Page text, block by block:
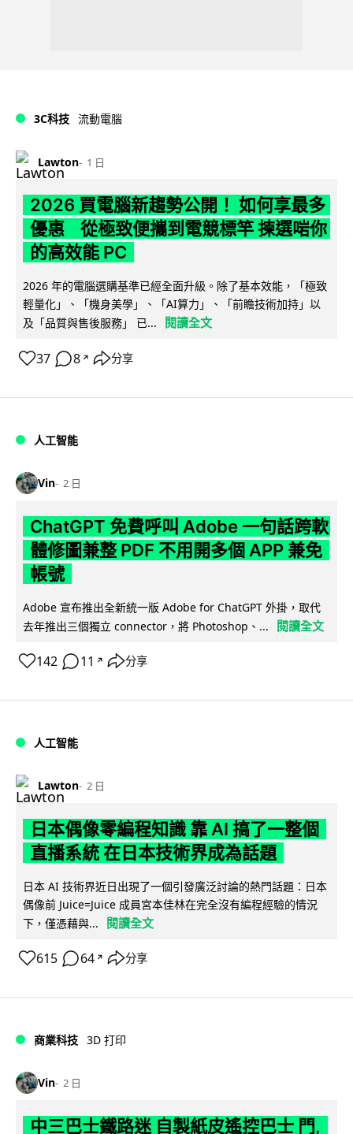
3C科技 流動電腦
Lawton 1 日
2026 買電腦新趨勢公開！ 如何享最多
優惠 從極致便攜到電競標竿 揀選啱你
的高效能 PC
2026 年的電腦選購基準已經全面升級。除了基本效能，「極致
輕量化」、「機身美學」、「AI算力」、「前瞻技術加持」以
及「品質與售後服務」 已...
閱讀全文
37 8 ↗ 分享
人工智能
Vin 2 日
ChatGPT 免費呼叫 Adobe 一句話跨軟
體修圖兼整 PDF 不用開多個 APP 兼免
帳號
Adobe 宣布推出全新統一版 Adobe for ChatGPT 外掛，取代
去年推出三個獨立 connector，將 Photoshop、...
閱讀全文
142 11 ↗ 分享
人工智能
Lawton 2 日
日本偶像零編程知識 靠 AI 搞了一整個
直播系統 在日本技術界成為話題
日本 AI 技術界近日出現了一個引發廣泛討論的熱門話題：日本
偶像前 Juice=Juice 成員宮本佳林在完全沒有編程經驗的情況
下，僅憑藉與...
閱讀全文
615 64 ↗ 分享
商業科技 3D 打印
Vin 2 日
中三巴士鐵路迷 自製紙皮遙控巴士 門,